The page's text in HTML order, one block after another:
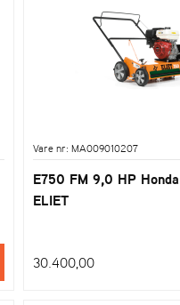
Vare nr: MA009010207
E750 FM 9,0 HP
ELIET
30.400,00